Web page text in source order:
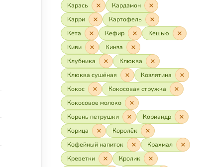
Карась
Кардамон
Карри
Картофель
Кета
Кефир
Кешью
Киви
Кинза
Клубника
Клюква
Клюква сушёная
Козлятина
Кокос
Кокосовая стружка
Кокосовое молоко
Корень петрушки
Кориандр
Корица
Королёк
Кофейный напиток
Крахмал
Креветки
Кролик